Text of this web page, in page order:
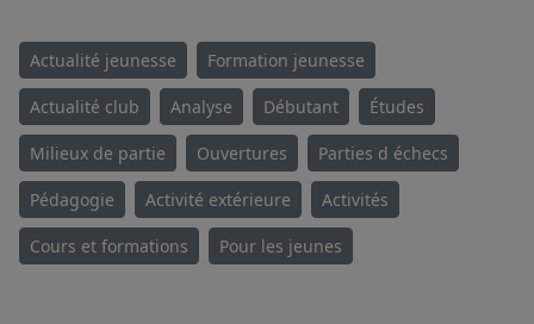
Actualité jeunesse Formation jeunesse
Actualité club Analyse Débutant Études
Milieux de partie Ouvertures Parties d échecs
Pédagogie Activité extérieure Activités
Cours et formations Pour les jeunes